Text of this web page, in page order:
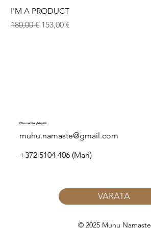
I'M A PRODUCT
Normaali hinta
180,00 € Alehinta
153,00 €
Ota meihin yhteyttä
muhu.namaste@gmail.com
+372 5104 406 (Mari)
VARATA
© 2025 Muhu Namaste